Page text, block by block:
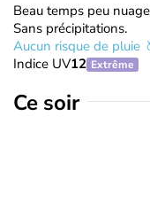
Beau temps peu
Sans précipitations.
Aucun risque de pluie
Indice UV12 Extrême
Ce soir